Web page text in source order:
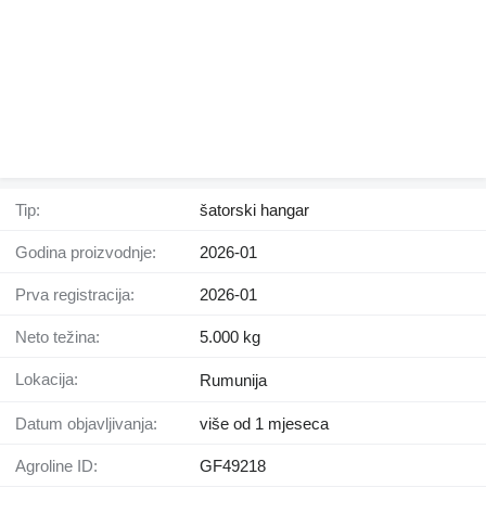
Tip: šatorski hangar
Godina proizvodnje: 2026-01
Prva registracija: 2026-01
Neto težina: 5.000 kg
Lokacija: Rumunija
Datum objavljivanja: više od 1 mjeseca
Agroline ID: GF49218